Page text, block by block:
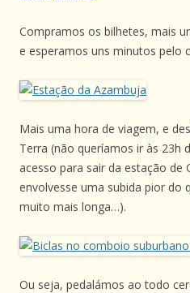
Compramos os bilhetes, mais
e esperamos uns minutos pelo
Mais uma hora de viagem, e
Terra (não queríamos ir às 23h
acesso para sair da estação de
envolvesse uma subida pior do
muito mais longa…).
Ou seja, pedalámos ao todo